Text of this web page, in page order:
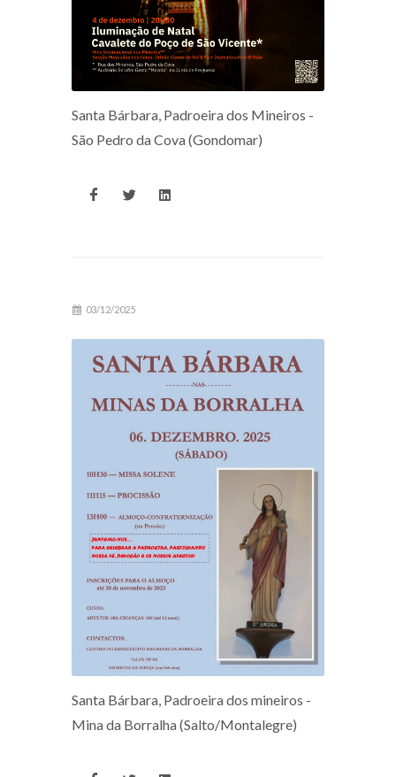
Santa Bárbara, Padroeira dos Mineiros -
São Pedro da Cova (Gondomar)
03/12/2025
Santa Bárbara, Padroeira dos mineiros -
Mina da Borralha (Salto/Montalegre)